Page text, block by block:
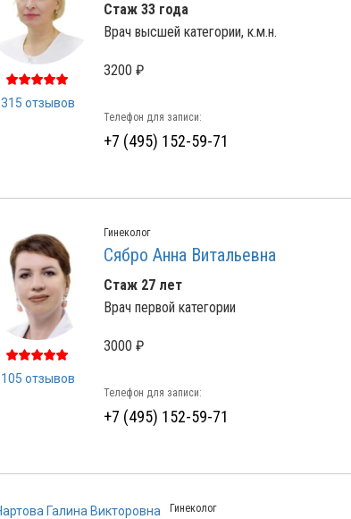
315 отзывов
Стаж 33 года
Врач высшей категории, к.м.н.
3200 ₽
Телефон для записи:
+7 (495) 152-59-71
105 отзывов
Гинеколог
Сябро Анна Витальевна
Стаж 27 лет
Врач первой категории
3000 ₽
Телефон для записи:
+7 (495) 152-59-71
Гинеколог